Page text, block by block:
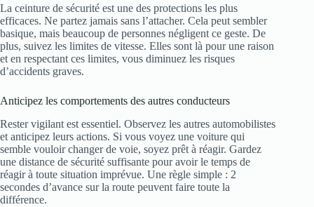
La ceinture de sécurité est une des protections les plus
efficaces. Ne partez jamais sans l’attacher. Cela peut sembler
basique, mais beaucoup de personnes négligent ce geste. De
plus, suivez les limites de vitesse. Elles sont là pour une raison
et en respectant ces limites, vous diminuez les risques
d’accidents graves.
Anticipez les comportements des autres conducteurs
Rester vigilant est essentiel. Observez les autres automobilistes
et anticipez leurs actions. Si vous voyez une voiture qui
semble vouloir changer de voie, soyez prêt à réagir. Gardez
une distance de sécurité suffisante pour avoir le temps de
réagir à toute situation imprévue. Une règle simple : 2
secondes d’avance sur la route peuvent faire toute la
différence.